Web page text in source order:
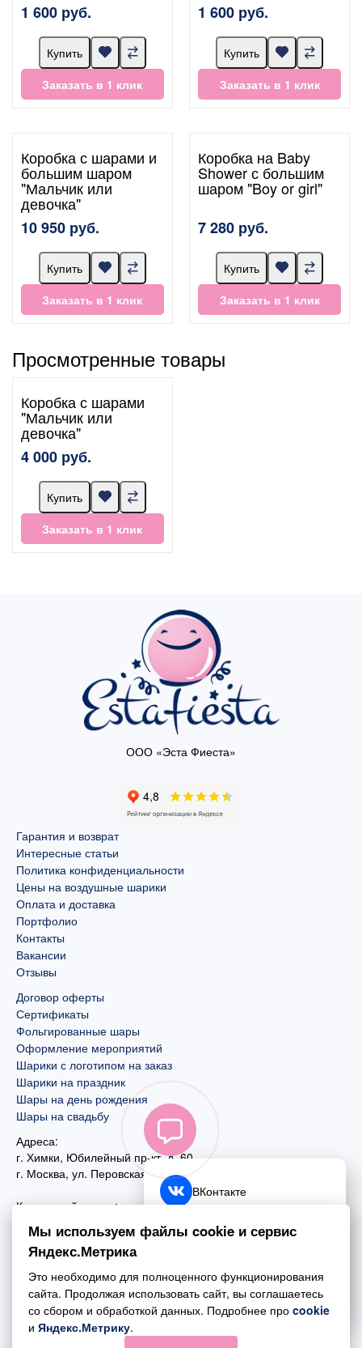
1 600 руб.
Купить
Заказать в 1 клик
1 600 руб.
Купить
Заказать в 1 клик
Коробка с шарами и
большим шаром
"Мальчик или
девочка"
10 950 руб.
Купить
Заказать в 1 клик
Коробка на Baby
Shower с большим
шаром "Boy or girl"
7 280 руб.
Купить
Заказать в 1 клик
Просмотренные товары
Коробка с шарами
"Мальчик или
девочка"
4 000 руб.
Купить
Заказать в 1 клик
ООО «Эста Фиеста»
Гарантия и возврат
Интересные статьи
Политика конфиденциальности
Цены на воздушные шарики
Оплата и доставка
Портфолио
Контакты
Вакансии
Отзывы
Договор оферты
Сертификаты
Фольгированные шары
Оформление мероприятий
Шарики с логотипом на заказ
Шарики на праздник
Шары на день рождения
Шары на свадьбу
Адреса:
г. Химки, Юбилейный пр-кт, д. 60
г. Москва, ул. Перовская, д. 59
Контактный номер:
+7 (495) 970-44-75
Почта:
mail@esta-fiesta.ru
Режим работы интернет-магазина:
ПН-ВС с 09:00 до 21:00
ВКонтакте
Telegram
Обратный звонок
Мы используем файлы cookie и сервис
Яндекс.Метрика
Это необходимо для полноценного функционирования
сайта. Продолжая использовать сайт, вы соглашаетесь
со сбором и обработкой данных. Подробнее про cookie
и Яндекс.Метрику.